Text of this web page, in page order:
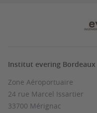
Institut evering Bordeaux
Zone Aéroportuaire
24 rue Marcel Issartier
33700 Mérignac